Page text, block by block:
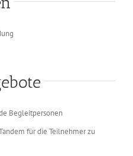
Begleitpersonen
für die Teilnehmer zu